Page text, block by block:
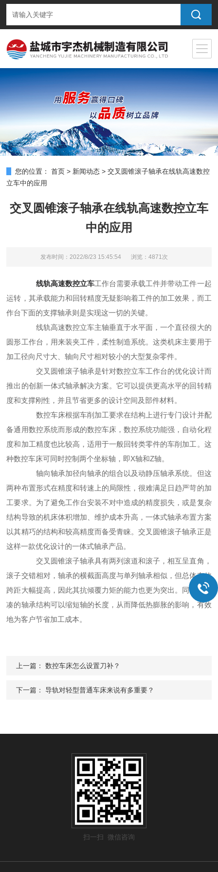
您的位置： 首页 > 新闻动态 >交叉圆锥滚子轴承在线轨高速数控
立车中的应用
交叉圆锥滚子轴承在线轨高速数控立车
中的应用
发布时间：2022/8/23 15:45:54 浏览：4871次
线轨高速数控立车工作台需要承载工件并带动工件一起
运转，其承载能力和回转精度无疑影响着工件的加工效果，而工
作台下面的支撑轴承则是实现这一切的关键。
线轨高速数控立车主轴垂直于水平面，一个直径很大的
圆形工作台，用来装夹工件，柔性制造系统。这类机床主要用于
加工径向尺寸大、轴向尺寸相对较小的大型复杂零件。
交叉圆锥滚子轴承是针对数控立车工作台的优化设计而
推出的创新一体式轴承解决方案。它可以提供更高水平的回转精
度和支撑刚性，并且节省更多的设计空间及部件材料。
数控车床根据车削加工要求在结构上进行专门设计并配
备通用数控系统而形成的数控车床，数控系统功能强，自动化程
度和加工精度也比较高，适用于一般回转类零件的车削加工。这
种数控车床可同时控制两个坐标轴，即X轴和Z轴。
轴向轴承加径向轴承的组合以及动静压轴承系统。但这
两种布置形式在精度和转速上的局限性，很难满足日趋严苛的加
工要求。为了避免工作台安装不对中造成的精度损失，或是复杂
结构导致的机床体积增加、维护成本升高，一体式轴承布置方案
以其精巧的结构和较高精度而备受青睐。交叉圆锥滚子轴承正是
这样一款优化设计的一体式轴承产品。
交叉圆锥滚子轴承具有两列滚道和滚子，相互呈直角，
滚子交错相对，轴承的横截面高度与单列轴承相似，但总体有效
跨距大幅提高，因此其抗倾覆力矩的能力也更为突出。同时，紧
凑的轴承结构可以缩短轴的长度，从而降低热膨胀的影响，有效
地为客户节省加工成本。
上一篇：数控车床怎么设置刀补？
下一篇：导轨对轻型普通车床来说有多重要？
扫一扫 微信咨询